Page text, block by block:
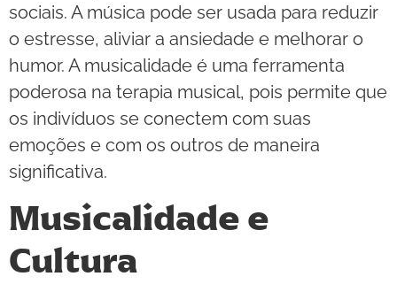
sociais. A música pode ser usada para reduzir
o estresse, aliviar a ansiedade e melhorar o
humor. A musicalidade é uma ferramenta
poderosa na terapia musical, pois permite que
os indivíduos se conectem com suas
emoções e com os outros de maneira
significativa.
Musicalidade e
Cultura